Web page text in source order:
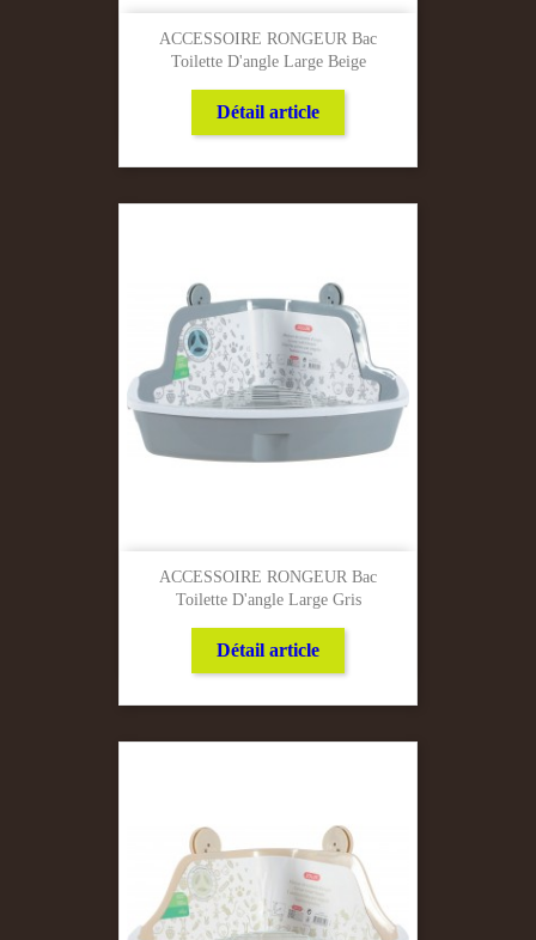
ACCESSOIRE RONGEUR Bac
Toilette D'angle Large Beige
Détail article
ACCESSOIRE RONGEUR Bac
Toilette D'angle Large Gris
Détail article